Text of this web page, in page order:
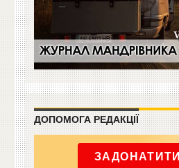
ДОПОМОГА РЕДАКЦІЇ
ЗАДОНАТИТИ